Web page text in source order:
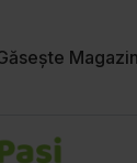
Magazin